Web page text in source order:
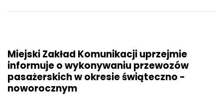
Miejski Zakład Komunikacji uprzejmie
informuje o wykonywaniu przewozów
pasażerskich w okresie świąteczno -
noworocznym